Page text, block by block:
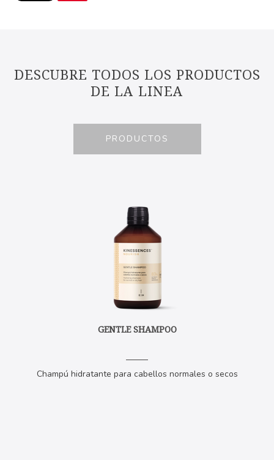
DESCUBRE TODOS LOS PRODUCTOS
DE LA LINEA
PRODUCTOS
GENTLE SHAMPOO
Champú hidratante para cabellos normales o secos